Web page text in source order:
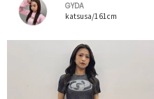
GYDA
katsusa/161cm